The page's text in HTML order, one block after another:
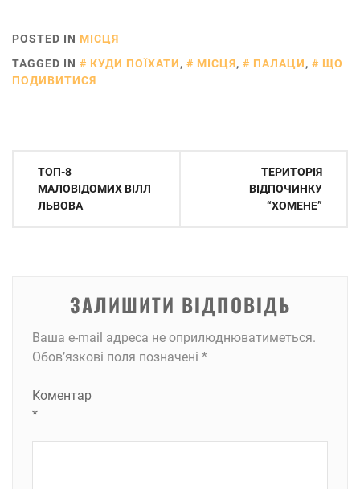
POSTED IN МІСЦЯ
TAGGED IN
КУДИ ПОЇХАТИ, МІСЦЯ, ПАЛАЦИ,
ЩО
ПОДИВИТИСЯ
Навігація
записів
ТОП-8
МАЛОВІДОМИХ ВІЛЛ
ЛЬВОВА
ТЕРИТОРІЯ
ВІДПОЧИНКУ
“ХОМЕНЕ”
ЗАЛИШИТИ ВІДПОВІДЬ
Ваша e-mail адреса не оприлюднюватиметься.
Обов’язкові поля позначені *
Коментар
*